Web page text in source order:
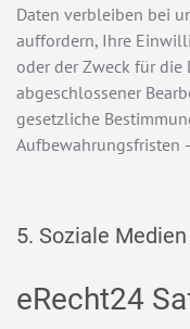
Daten verbleiben bei
auffordern, Ihre
oder der Zweck für die
abgeschlossener
gesetzliche
Aufbewahrungsfristen
5. Soziale Medien
eRecht24